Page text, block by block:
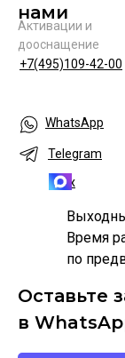
Активации и
дооснащение
Оставьте
в
нами
WhatsApp
Telegram
Max
+7(495)109-42-00
Время
по